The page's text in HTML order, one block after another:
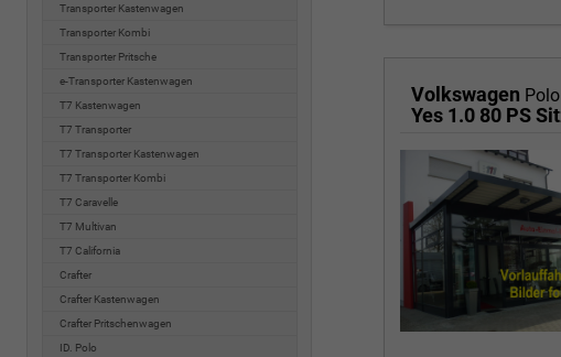
Volkswagen Polo
Transporter Kastenwagen
Transporter Kombi
Transporter Pritsche
e-Transporter Kastenwagen
T7 Kastenwagen
T7 Transporter
T7 Transporter Kastenwagen
T7 Transporter Kombi
T7 Caravelle
T7 Multivan
T7 California
Crafter
Crafter Kastenwagen
Crafter Pritschenwagen
ID. Polo